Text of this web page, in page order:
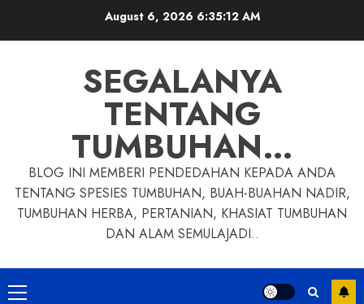
August 6, 2026 6:35:13 AM
SEGALANYA
TENTANG
TUMBUHAN…
BLOG INI MEMBERI PENDEDAHAN KEPADA ANDA
TENTANG SPESIES TUMBUHAN, BUAH-BUAHAN NADIR,
TUMBUHAN HERBA, PERTANIAN, KHASIAT TUMBUHAN
DAN ALAM SEMULAJADI..
Primary